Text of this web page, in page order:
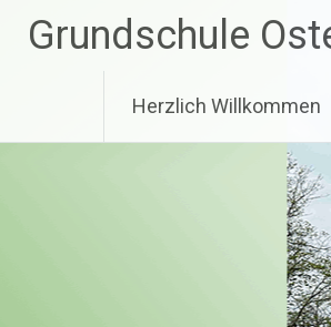
InhaltGrundschule
Herzlich Willkommen